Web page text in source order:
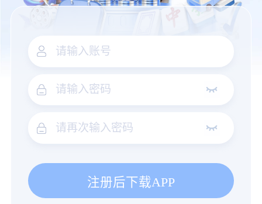
注册后下载APP